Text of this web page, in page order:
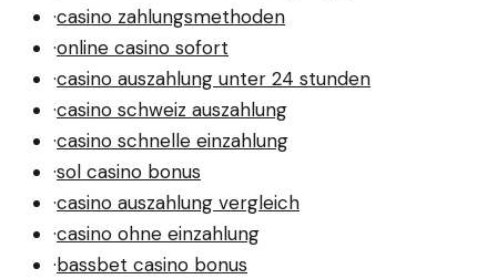
·casino zahlungsmethoden
·online casino sofort
·casino auszahlung unter 24 stunden
·casino schweiz auszahlung
·casino schnelle einzahlung
·sol casino bonus
·casino auszahlung vergleich
·casino ohne einzahlung
·bassbet casino bonus